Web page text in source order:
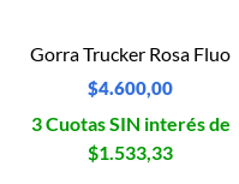
Gorra Trucker Rosa Fluo
$4.600,00
3 Cuotas SIN interés de
$1.533,33